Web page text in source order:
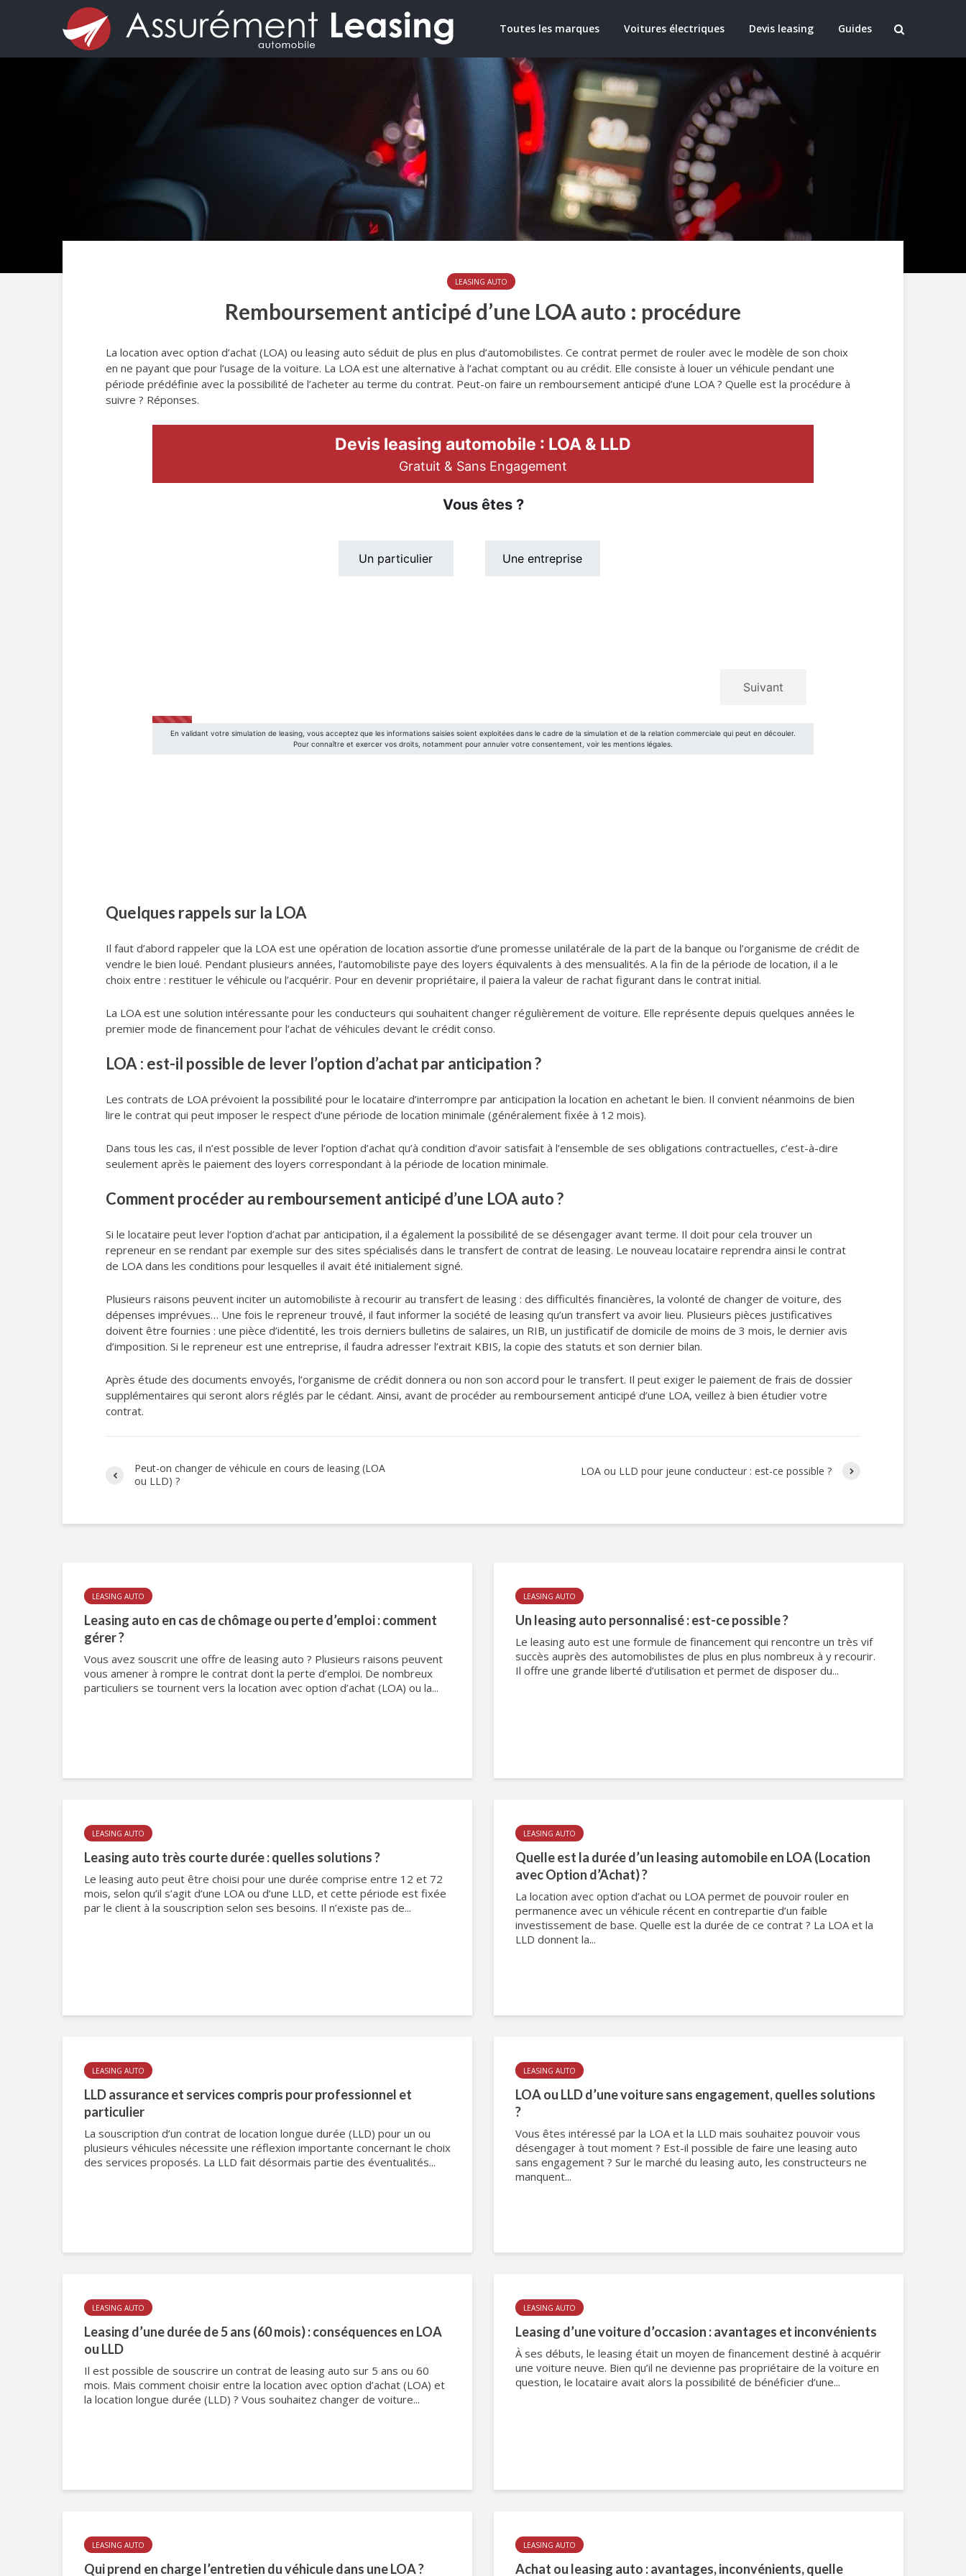
Toutes les marques Voitures électriques Devis leasing Guides
LEASING AUTO
Remboursement anticipé d’une LOA auto : procédure
La location avec option d’achat (LOA) ou leasing auto séduit de plus en plus d’automobilistes. Ce contrat permet de rouler avec le modèle de son choix
en ne payant que pour l’usage de la voiture. La LOA est une alternative à l’achat comptant ou au crédit. Elle consiste à louer un véhicule pendant une
période prédéfinie avec la possibilité de l’acheter au terme du contrat. Peut-on faire un remboursement anticipé d’une LOA ? Quelle est la procédure à
suivre ? Réponses.
Quelques rappels sur la LOA
Il faut d’abord rappeler que la LOA est une opération de location assortie d’une promesse unilatérale de la part de la banque ou l’organisme de crédit de
vendre le bien loué. Pendant plusieurs années, l’automobiliste paye des loyers équivalents à des mensualités. A la fin de la période de location, il a le
choix entre : restituer le véhicule ou l’acquérir. Pour en devenir propriétaire, il paiera la valeur de rachat figurant dans le contrat initial.
La LOA est une solution intéressante pour les conducteurs qui souhaitent changer régulièrement de voiture. Elle représente depuis quelques années le
premier mode de financement pour l’achat de véhicules devant le crédit conso.
LOA : est-il possible de lever l’option d’achat par anticipation ?
Les contrats de LOA prévoient la possibilité pour le locataire d’interrompre par anticipation la location en achetant le bien. Il convient néanmoins de bien
lire le contrat qui peut imposer le respect d’une période de location minimale (généralement fixée à 12 mois).
Dans tous les cas, il n’est possible de lever l’option d’achat qu’à condition d’avoir satisfait à l’ensemble de ses obligations contractuelles, c’est-à-dire
seulement après le paiement des loyers correspondant à la période de location minimale.
Comment procéder au remboursement anticipé d’une LOA auto ?
Si le locataire peut lever l’option d’achat par anticipation, il a également la possibilité de se désengager avant terme. Il doit pour cela trouver un
repreneur en se rendant par exemple sur des sites spécialisés dans le transfert de contrat de leasing. Le nouveau locataire reprendra ainsi le contrat
de LOA dans les conditions pour lesquelles il avait été initialement signé.
Plusieurs raisons peuvent inciter un automobiliste à recourir au transfert de leasing : des difficultés financières, la volonté de changer de voiture, des
dépenses imprévues… Une fois le repreneur trouvé, il faut informer la société de leasing qu’un transfert va avoir lieu. Plusieurs pièces justificatives
doivent être fournies : une pièce d’identité, les trois derniers bulletins de salaires, un RIB, un justificatif de domicile de moins de 3 mois, le dernier avis
d’imposition. Si le repreneur est une entreprise, il faudra adresser l’extrait KBIS, la copie des statuts et son dernier bilan.
Après étude des documents envoyés, l’organisme de crédit donnera ou non son accord pour le transfert. Il peut exiger le paiement de frais de dossier
supplémentaires qui seront alors réglés par le cédant. Ainsi, avant de procéder au remboursement anticipé d’une LOA, veillez à bien étudier votre
contrat.
Peut-on changer de véhicule en cours de leasing (LOA
ou LLD) ?
LOA ou LLD pour jeune conducteur : est-ce possible ?
LEASING AUTO
Leasing auto en cas de chômage ou perte d’emploi : comment
gérer ?
Vous avez souscrit une offre de leasing auto ? Plusieurs raisons peuvent
vous amener à rompre le contrat dont la perte d’emploi. De nombreux
particuliers se tournent vers la location avec option d’achat (LOA) ou la...
LEASING AUTO
Un leasing auto personnalisé : est-ce possible ?
Le leasing auto est une formule de financement qui rencontre un très vif
succès auprès des automobilistes de plus en plus nombreux à y recourir.
Il offre une grande liberté d’utilisation et permet de disposer du...
LEASING AUTO
Leasing auto très courte durée : quelles solutions ?
Le leasing auto peut être choisi pour une durée comprise entre 12 et 72
mois, selon qu’il s’agit d’une LOA ou d’une LLD, et cette période est fixée
par le client à la souscription selon ses besoins. Il n’existe pas de...
LEASING AUTO
Quelle est la durée d’un leasing automobile en LOA (Location
avec Option d’Achat) ?
La location avec option d’achat ou LOA permet de pouvoir rouler en
permanence avec un véhicule récent en contrepartie d’un faible
investissement de base. Quelle est la durée de ce contrat ? La LOA et la
LLD donnent la...
LEASING AUTO
LLD assurance et services compris pour professionnel et
particulier
La souscription d’un contrat de location longue durée (LLD) pour un ou
plusieurs véhicules nécessite une réflexion importante concernant le choix
des services proposés. La LLD fait désormais partie des éventualités...
LEASING AUTO
LOA ou LLD d’une voiture sans engagement, quelles solutions
?
Vous êtes intéressé par la LOA et la LLD mais souhaitez pouvoir vous
désengager à tout moment ? Est-il possible de faire une leasing auto
sans engagement ? Sur le marché du leasing auto, les constructeurs ne
manquent...
LEASING AUTO
Leasing d’une durée de 5 ans (60 mois) : conséquences en LOA
ou LLD
Il est possible de souscrire un contrat de leasing auto sur 5 ans ou 60
mois. Mais comment choisir entre la location avec option d’achat (LOA) et
la location longue durée (LLD) ? Vous souhaitez changer de voiture...
LEASING AUTO
Leasing d’une voiture d’occasion : avantages et inconvénients
À ses débuts, le leasing était un moyen de financement destiné à acquérir
une voiture neuve. Bien qu’il ne devienne pas propriétaire de la voiture en
question, le locataire avait alors la possibilité de bénéficier d’une...
LEASING AUTO
Qui prend en charge l’entretien du véhicule dans une LOA ?
LEASING AUTO
Achat ou leasing auto : avantages, inconvénients, quelle